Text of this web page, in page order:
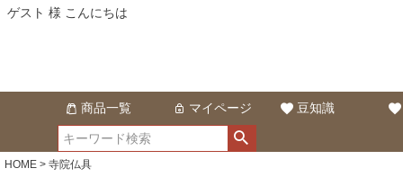
ゲスト 様 こんにちは
商品一覧 マイページ 豆知識
HOME 寺院仏具